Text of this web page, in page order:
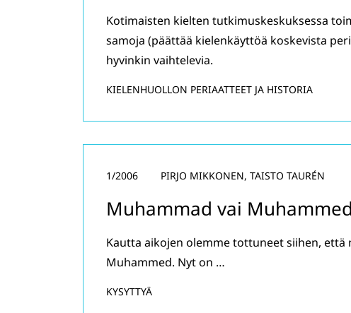
Kotimaisten kielten tutkimuskeskuksessa
samoja (päättää kielenkäyttöä koskevista
hyvinkin vaihtelevia.
KIELENHUOLLON PERIAATTEET JA HISTORIA
Muhammad vai
1/2006 PIRJO MIKKONEN, TAISTO TAURÉN
Kautta aikojen olemme tottuneet siihen,
Muhammed. Nyt on …
KYSYTTYÄ